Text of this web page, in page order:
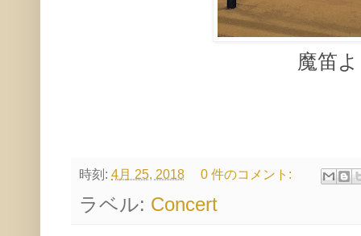
魔笛
時刻: 4月 25, 2018 0 件のコメント:
ラベル: Concert